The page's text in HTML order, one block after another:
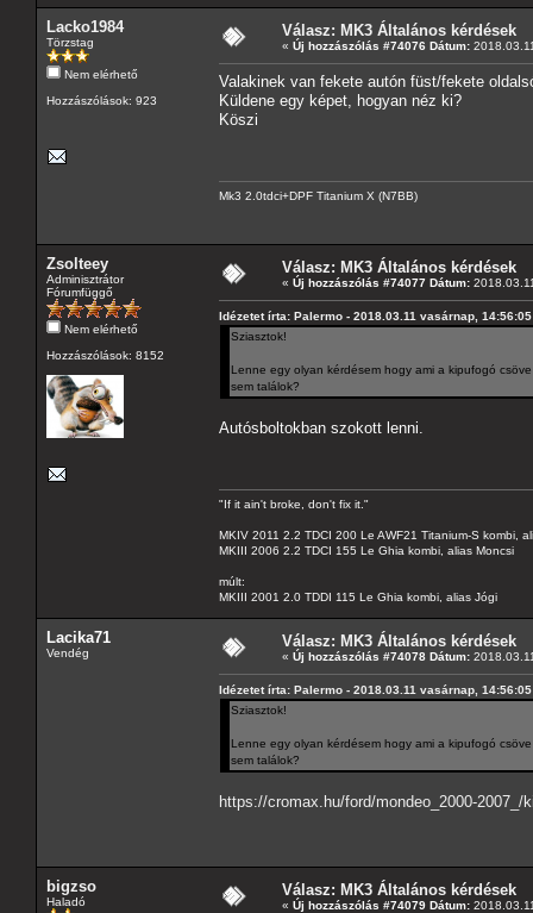
Lacko1984
Törzstag
Nem elérhető
Hozzászólások: 923
Válasz: MK3 Általános kérdések
« Új hozzászólás #74076 Dátum:
Valakinek van fekete autón füst/fekete
Küldene egy képet, hogyan néz ki?
Köszi
Mk3 2.0tdci+DPF Titanium X (N7BB)
Zsolteey
Adminisztrátor
Fórumfüggő
Nem elérhető
Hozzászólások: 8152
Válasz: MK3 Általános kérdések
« Új hozzászólás #74077 Dátum:
Idézetet írta: Palermo - 2018.03.11 vasárnap, 14:56:05
Sziasztok!
Lenne egy olyan kérdésem hogy ami a kipufogó
sem találok?
Autósboltokban szokott lenni.
"If it ain't broke, don't fix it."
MKIV 2011 2.2 TDCI 200 Le AWF21 Titanium-S kombi,
MKIII 2006 2.2 TDCI 155 Le Ghia kombi, alias Moncsi
múlt:
MKIII 2001 2.0 TDDI 115 Le Ghia kombi, alias Jógi
Lacika71
Vendég
Válasz: MK3 Általános kérdések
« Új hozzászólás #74078 Dátum:
Idézetet írta: Palermo - 2018.03.11 vasárnap, 14:56:05
Sziasztok!
Lenne egy olyan kérdésem hogy ami a kipufogó
sem találok?
https://cromax.hu/ford/mondeo_2000-
bigzso
Haladó
Válasz: MK3 Általános kérdések
« Új hozzászólás #74079 Dátum: